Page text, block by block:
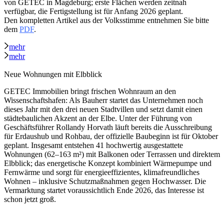
von GETEC in Magdeburg; erste Flächen werden zeitnah
verfügbar, die Fertigstellung ist für Anfang 2026 geplant.
Den kompletten Artikel aus der Volksstimme entnehmen Sie bitte
dem PDF.
mehr
mehr
Neue Wohnungen mit Elbblick
GETEC Immobilien bringt frischen Wohnraum an den
Wissenschaftshafen: Als Bauherr startet das Unternehmen noch
dieses Jahr mit den drei neuen Stadtvillen und setzt damit einen
städtebaulichen Akzent an der Elbe. Unter der Führung von
Geschäftsführer Rollandy Horvath läuft bereits die Ausschreibung
für Erdaushub und Rohbau, der offizielle Baubeginn ist für Oktober
geplant. Insgesamt entstehen 41 hochwertig ausgestattete
Wohnungen (62–163 m²) mit Balkonen oder Terrassen und direktem
Elbblick; das energetische Konzept kombiniert Wärmepumpe und
Fernwärme und sorgt für energieeffizientes, klimafreundliches
Wohnen – inklusive Schutzmaßnahmen gegen Hochwasser. Die
Vermarktung startet voraussichtlich Ende 2026, das Interesse ist
schon jetzt groß.